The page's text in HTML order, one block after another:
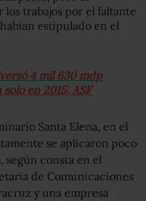
trabajos por el faltante
estipulado en el
4 mil 630 mdp
en 2015: ASF
Santa Elena, en el
se aplicaron poco
según consta en el
de Comunicaciones
y una empresa